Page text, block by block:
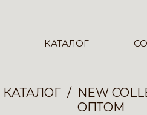
КАТАЛОГ
КАТАЛОГ
NEW
ОПТОМ